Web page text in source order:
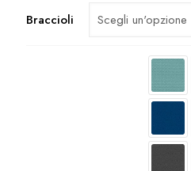
Braccioli